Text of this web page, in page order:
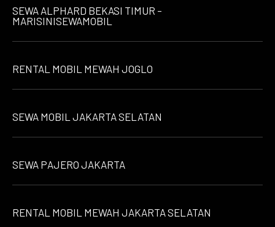
SEWA ALPHARD BEKASI TIMUR –
MARISINISEWAMOBIL
RENTAL MOBIL MEWAH JOGLO
SEWA MOBIL JAKARTA SELATAN
SEWA PAJERO JAKARTA
RENTAL MOBIL MEWAH JAKARTA SELATAN